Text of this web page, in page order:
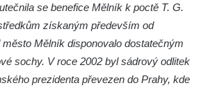
Jirsíka u Černé věže v
pod křížem u
se benefice Mělník k poctě T. G.
získaným především od
Mělník disponovalo dostatečným
sochy. V roce 2002 byl sádrový odlitek
prezidenta převezen do Prahy, kde